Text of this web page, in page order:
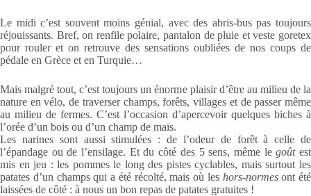
Le midi c’est souvent moins génial, avec des abris-bus pas toujours
réjouissants. Bref, on renfile polaire, pantalon de pluie et veste goretex
pour rouler et on retrouve des sensations oubliées de nos coups de
pédale en Grèce et en Turquie…
Mais malgré tout, c’est toujours un énorme plaisir d’être au milieu de la
nature en vélo, de traverser champs, forêts, villages et de passer même
au milieu de fermes. C’est l’occasion d’apercevoir quelques biches à
l’orée d’un bois ou d’un champ de maïs.
Les narines sont aussi stimulées : de l’odeur de forêt à celle de
l’épandage ou de l’ensilage. Et du côté des 5 sens, même legoûtest
mis en jeu : les pommes le long des pistes cyclables, mais surtout les
patates d’un champs qui a été récolté, mais où les hors-normesont été
laissées de côté : à nous un bon repas de patates gratuites !